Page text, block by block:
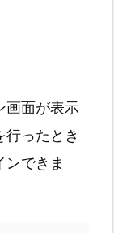
画面が表示
行ったとき
できま